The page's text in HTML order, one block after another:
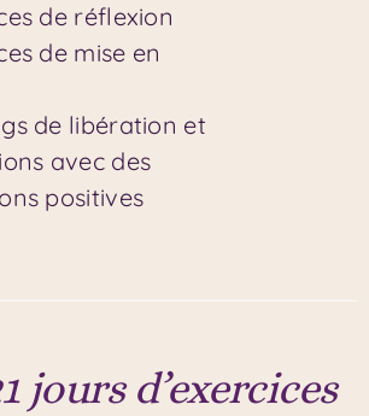
de réflexion
de mise en
de libération et
avec des
positives
jours d’exercices